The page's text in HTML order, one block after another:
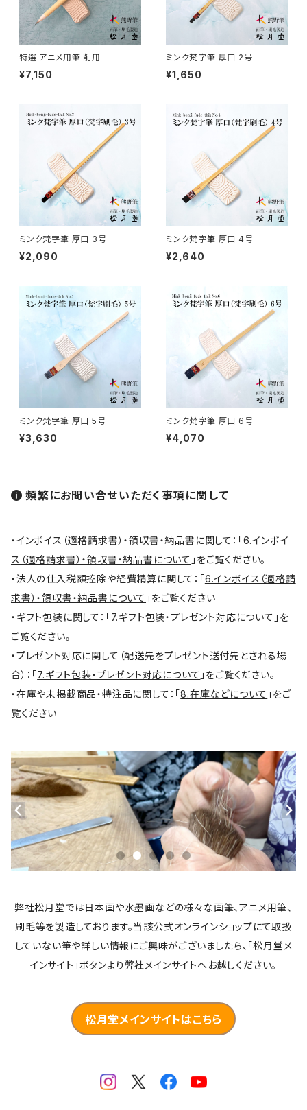
ローケツ筆 / ROUKETSU (batik)
線描筆 / SENBYO (line,outline)
付立筆 / TSUKETATEFUDE
如水 / NYOSUI (line,color)
白圭 / HAKKEI(line,color,crafts)
蒔絵筆 / MAKIE
円山筆 / Maruyama Fude
オロンピー筆 / Oronpy Fude
平筆 / Hirafude (flat brush)
唐刷毛
日本画用唐刷毛
陶芸 - ceramics
暮らし・雑貨 - knickknack
料理 - cooking
工芸
特選 アニメ用筆 削用
¥7,150
ミンク梵字筆 厚口 2号
¥1,650
ミンク梵字筆 厚口 3号
¥2,090
ミンク梵字筆 厚口 4号
¥2,640
ミンク梵字筆 厚口 5号
¥3,630
ミンク梵字筆 厚口 6号
¥4,070
頻繁にお問い合せいただく事項に関して
・インボイス（適格請求書）・領収書・納品書に関して：「6.インボイ
ス（適格請求書）・領収書・納品書について 」をご覧ください。
・法人の仕入税額控除や経費精算に関して：「6.インボイス（適格請
求書）・領収書・納品書について 」をご覧ください
・ギフト包装に関して：「7.ギフト包装・プレゼント対応について 」を
ご覧ください。
・プレゼント対応に関して（配送先をプレゼント送付先とされる場
合）：「7.ギフト包装・プレゼント対応について 」をご覧ください。
・在庫や未掲載商品・特注品に関して：「8.在庫などについて 」をご
覧ください
弊社松月堂では日本画や水墨画などの様々な画筆、アニメ用筆、
刷毛等を製造しております。当該公式オンラインショップにて取扱
していない筆や詳しい情報にご興味がございましたら、「松月堂メ
インサイト」ボタンより弊社メインサイトへお越しください。
松月堂メインサイトはこちら